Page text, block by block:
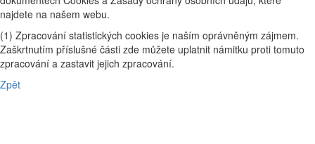
najdete na našem webu.
(1) Zpracování statistických cookies je naším oprávněným zájmem.
Zaškrtnutím příslušné části zde můžete uplatnit námitku proti tomuto
zpracování a zastavit jejich zpracování.
Zpět